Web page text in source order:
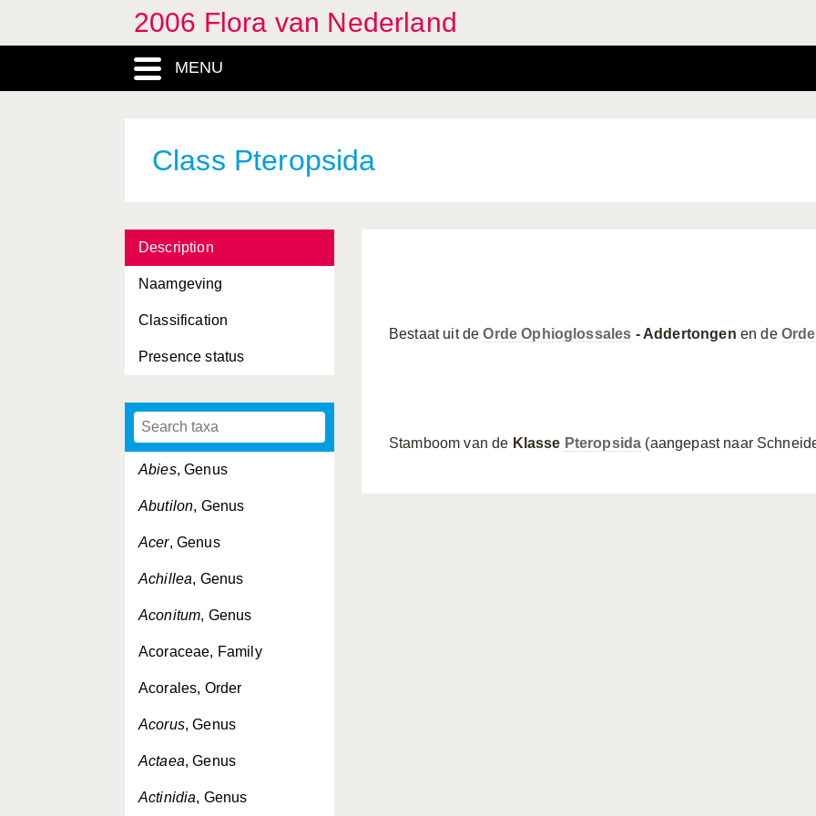
2006 Flora van Nederland
MENU
Class Pteropsida
Description
Naamgeving
Classification
Presence status
Abies, Genus
Abutilon, Genus
Acer, Genus
Achillea, Genus
Aconitum, Genus
Acoraceae, Family
Acorales, Order
Acorus, Genus
Actaea, Genus
Actinidia, Genus
Bestaat uit deOrde Ophioglossales - Addertongen en de
Stamboom van de Klasse Pteropsida (aangepast naar